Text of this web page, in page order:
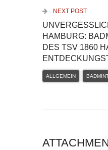
NEXT POST
HAMBURG:
DES TSV 1860
ALLGEMEIN